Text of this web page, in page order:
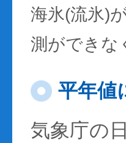
海氷(流氷)
測ができな
平年値
気象庁の